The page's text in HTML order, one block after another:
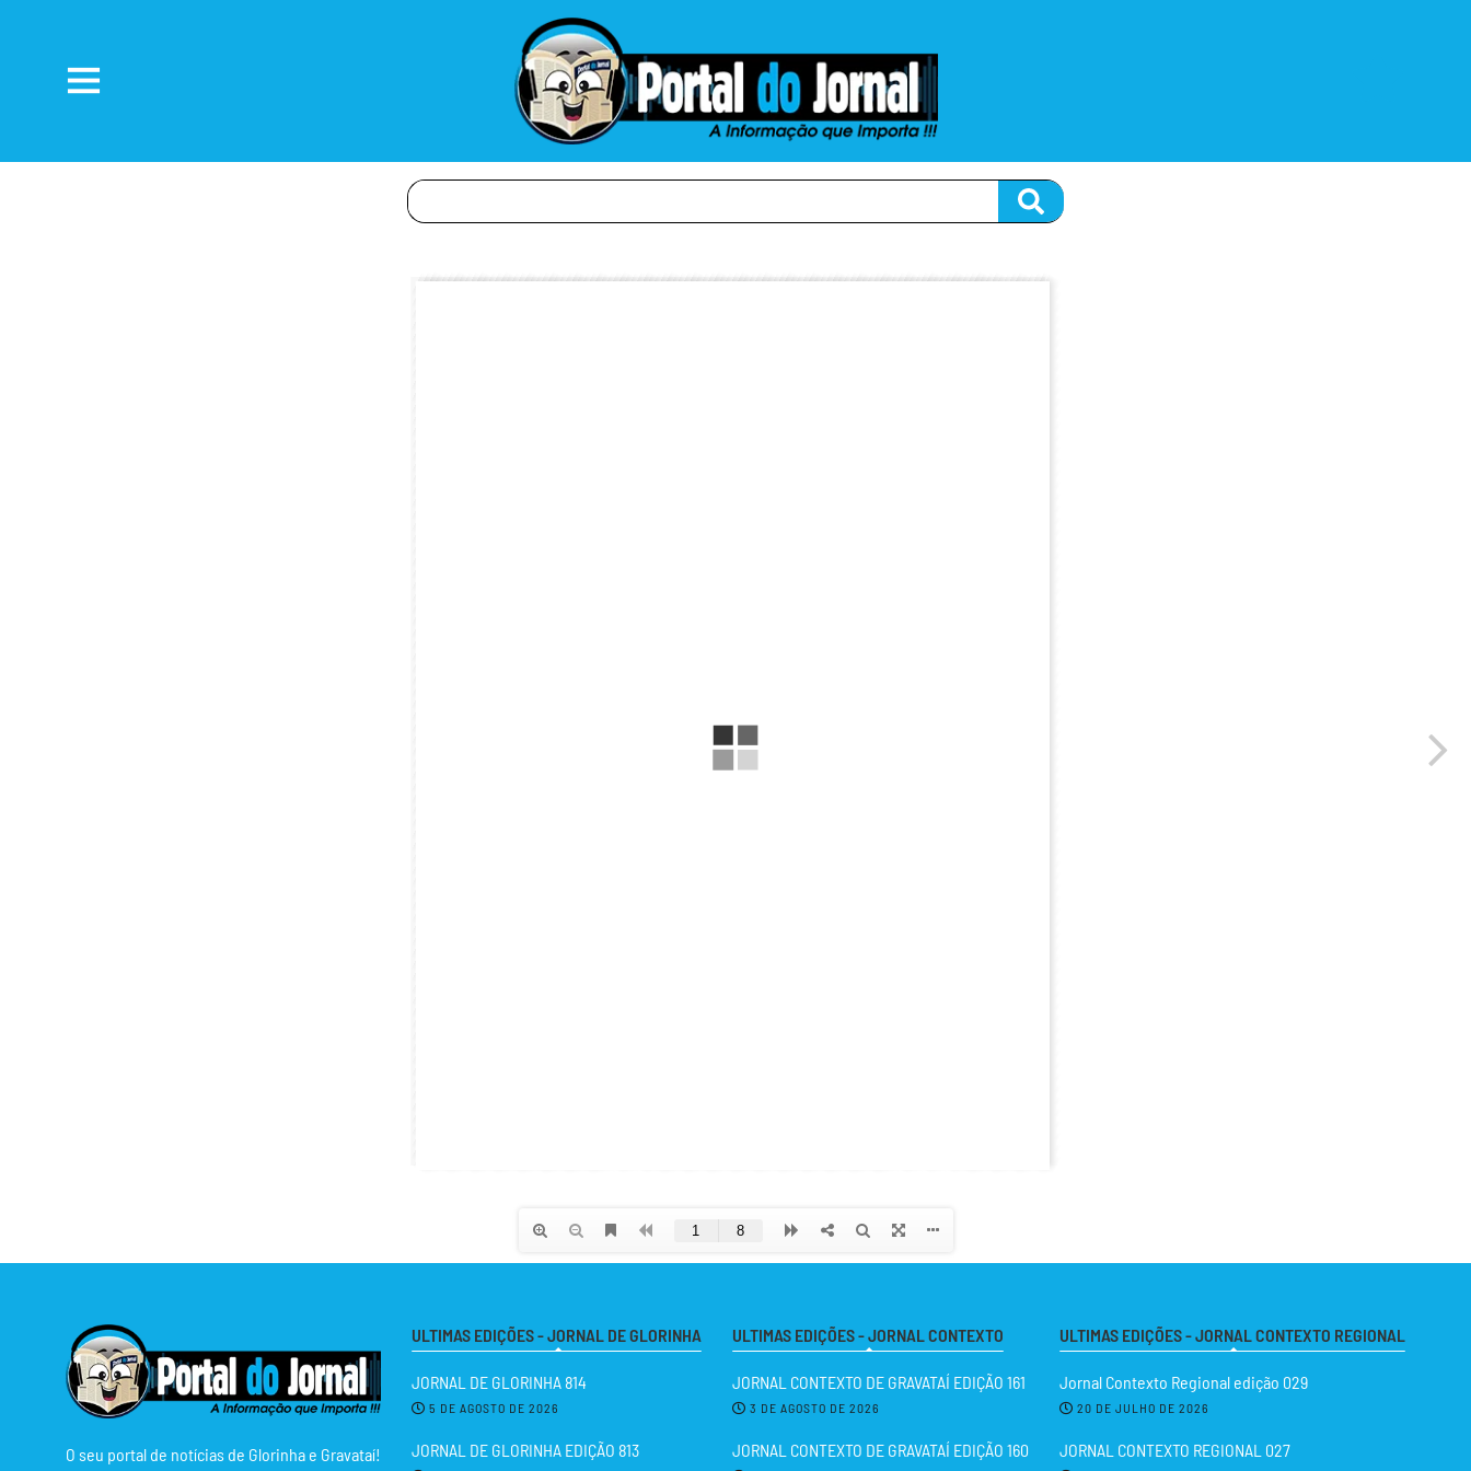
O seu portal de notícias de Glorinha e Gravataí!
ULTIMAS EDIÇÕES - JORNAL DE GLORINHA
JORNAL DE GLORINHA 814
5 DE AGOSTO DE 2026
JORNAL DE GLORINHA EDIÇÃO 813
ULTIMAS EDIÇÕES - JORNAL CONTEXTO
JORNAL CONTEXTO DE GRAVATAÍ EDIÇÃO 161
3 DE AGOSTO DE 2026
JORNAL CONTEXTO DE GRAVATAÍ EDIÇÃO 160
ULTIMAS EDIÇÕES - JORNAL CONTEXTO REGIONAL
Jornal Contexto Regional edição 029
20 DE JULHO DE 2026
JORNAL CONTEXTO REGIONAL 027